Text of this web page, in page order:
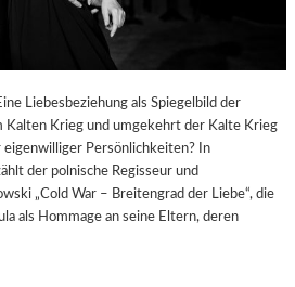
Liebesbeziehung als Spiegelbild der
Kalten Krieg und umgekehrt der Kalte Krieg
Persönlichkeiten? In
der polnische Regisseur und
„Cold War – Breitengrad der Liebe“, die
als Hommage an seine Eltern, deren